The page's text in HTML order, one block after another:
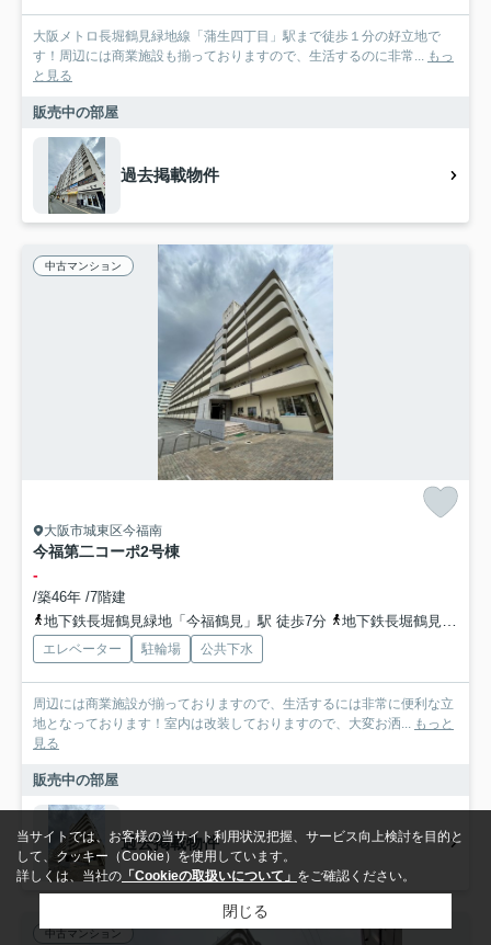
大阪メトロ長堀鶴見緑地線「蒲生四丁目」駅まで徒歩１分の好立地で
す！周辺には商業施設も揃っておりますので、生活するのに非常...
もっ
と見る
販売中の部屋
過去掲載物件
中古マンション
大阪市城東区今福南
今福第二コーポ2号棟
-
/築46年 /7階建
地下鉄長堀鶴見緑地「今福鶴見」駅 徒歩7分
地下鉄長堀鶴見緑地「蒲生四丁目」駅 徒歩17分
エレベーター 駐輪場 公共下水
周辺には商業施設が揃っておりますので、生活するには非常に便利な立
地となっております！室内は改装しておりますので、大変お洒...
もっと
見る
販売中の部屋
過去掲載物件
中古マンション
当サイトでは、お客様の当サイト利用状況把握、サービス向上検討を目的と
して、クッキー（Cookie）を使用しています。
詳しくは、当社の 「Cookieの取扱いについて」 をご確認ください。
閉じる